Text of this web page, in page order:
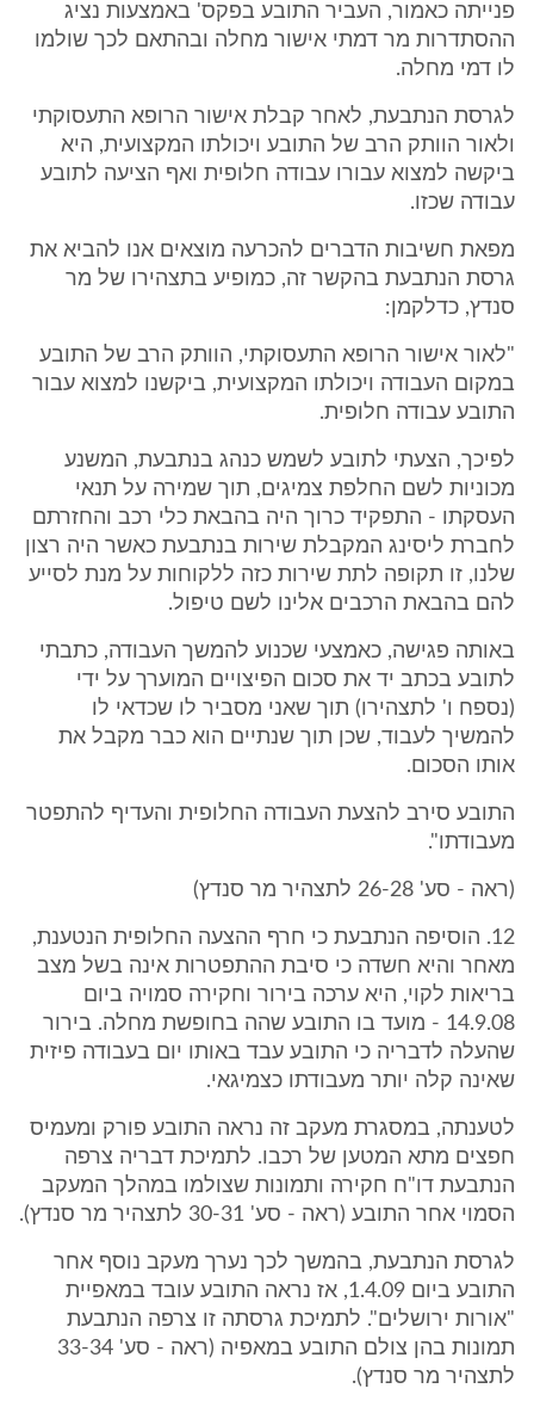
פנייתה כאמור, העביר התובע בפקס' באמצעות נציג
ההסתדרות מר דמתי אישור מחלה ובהתאם לכך שולמו
לו דמי מחלה.
לגרסת הנתבעת, לאחר קבלת אישור הרופא התעסוקתי
ולאור הוותק הרב של התובע ויכולתו המקצועית, היא
ביקשה למצוא עבורו עבודה חלופית ואף הציעה לתובע
עבודה שכזו.
מפאת חשיבות הדברים להכרעה מוצאים אנו להביא את
גרסת הנתבעת בהקשר זה, כמופיע בתצהירו של מר
סנדץ, כדלקמן:
"לאור אישור הרופא התעסוקתי, הוותק הרב של התובע
במקום העבודה ויכולתו המקצועית, ביקשנו למצוא עבור
התובע עבודה חלופית.
לפיכך, הצעתי לתובע לשמש כנהג בנתבעת, המשנע
מכוניות לשם החלפת צמיגים, תוך שמירה על תנאי
העסקתו - התפקיד כרוך היה בהבאת כלי רכב והחזרתם
לחברת ליסינג המקבלת שירות בנתבעת כאשר היה רצון
שלנו, זו תקופה לתת שירות כזה ללקוחות על מנת לסייע
להם בהבאת הרכבים אלינו לשם טיפול.
באותה פגישה, כאמצעי שכנוע להמשך העבודה, כתבתי
לתובע בכתב יד את סכום הפיצויים המוערך על ידי
(נספח ו' לתצהירו) תוך שאני מסביר לו שכדאי לו
להמשיך לעבוד, שכן תוך שנתיים הוא כבר מקבל את
אותו הסכום.
התובע סירב להצעת העבודה החלופית והעדיף להתפטר
מעבודתו".
(ראה - סע' 26-28 לתצהיר מר סנדץ)
12. הוסיפה הנתבעת כי חרף ההצעה החלופית הנטענת,
מאחר והיא חשדה כי סיבת ההתפטרות אינה בשל מצב
בריאות לקוי, היא ערכה בירור וחקירה סמויה ביום
14.9.08 - מועד בו התובע שהה בחופשת מחלה. בירור
שהעלה לדבריה כי התובע עבד באותו יום בעבודה פיזית
שאינה קלה יותר מעבודתו כצמיגאי.
לטענתה, במסגרת מעקב זה נראה התובע פורק ומעמיס
חפצים מתא המטען של רכבו. לתמיכת דבריה צרפה
הנתבעת דו"ח חקירה ותמונות שצולמו במהלך המעקב
הסמוי אחר התובע (ראה - סע' 30-31 לתצהיר מר סנדץ).
לגרסת הנתבעת, בהמשך לכך נערך מעקב נוסף אחר
התובע ביום 1.4.09, אז נראה התובע עובד במאפיית
"אורות ירושלים". לתמיכת גרסתה זו צרפה הנתבעת
תמונות בהן צולם התובע במאפיה (ראה - סע' 33-34
לתצהיר מר סנדץ).